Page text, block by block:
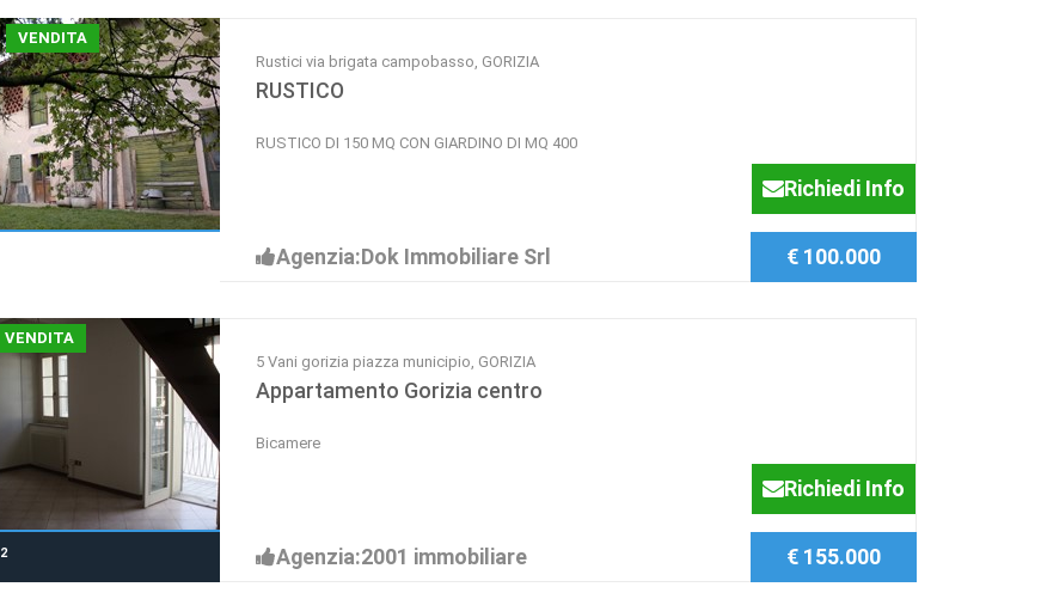
VENDITA
Rustici via brigata campobasso, GORIZIA
RUSTICO
RUSTICO DI 150 MQ CON GIARDINO DI MQ 400
Richiedi Info
Agenzia:Dok Immobiliare Srl € 100.000
VENDITA
2
5 Vani gorizia piazza municipio, GORIZIA
Appartamento Gorizia centro
Bicamere
Richiedi Info
Agenzia:2001 immobiliare € 155.000